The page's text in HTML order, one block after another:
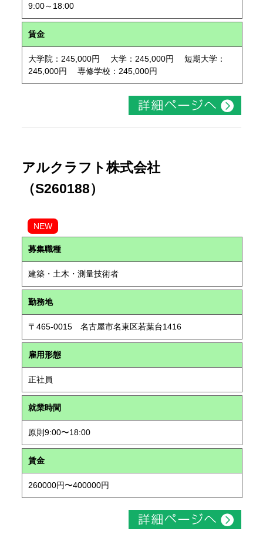
9:00～18:00
賃金
大学院：245,000円 大学：245,000円 短期大学：
245,000円 専修学校：245,000円
アルクラフト株式会社
（S260188）
NEW
募集職種
建築・土木・測量技術者
勤務地
〒465-0015 名古屋市名東区若葉台1416
雇用形態
正社員
就業時間
原則9:00〜18:00
賃金
260000円〜400000円